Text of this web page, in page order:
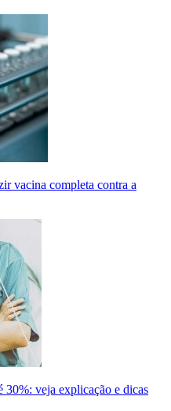
vacina completa contra a
30%: veja explicação e dicas